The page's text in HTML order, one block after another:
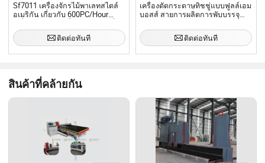
Sf7011 เครื่องจักรไม้พาเลทสไตล์
อเมริกัน เกี่ยวกับ 600PC/Hour
ติดต่อทันที
เครื่องตัดกระดาษทิชชู่แบบฟูลล์เอม
บอสส์ สายการผลิตการพับบรรจุ
ติดต่อทันที
สินค้าที่คล้ายกัน